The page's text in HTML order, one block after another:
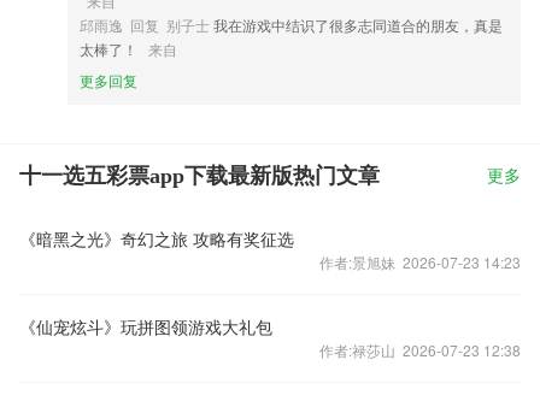
邱雨逸 回复 别子士我在游戏中结识了很多志同道合的朋友，真是
太棒了！
来自
更多回复
十一选五彩票app下载最新版热门文章 更多
《暗黑之光》奇幻之旅 攻略有奖征选
作者:景旭妹 2026-07-23 14:23
《仙宠炫斗》玩拼图领游戏大礼包
作者:禄莎山 2026-07-23 12:38